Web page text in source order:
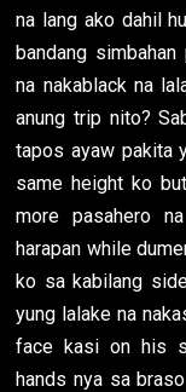
na lang ako dahil
bandang
na nakablack na
anung trip nito?
tapos ayaw pakita
same height ko
more pasahero
harapan while
ko sa kabilang
yung lalake na
face kasi on his
hands nya sa